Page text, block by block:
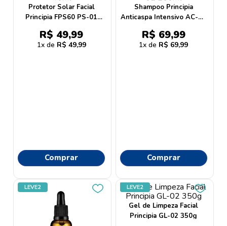
Protetor Solar Facial
Principia FPS60 PS-01
R$ 49,99
1 R$ 49,99
Comprar
Shampoo Principia
Anticaspa Intensivo AC-01
R$ 69,99
1 R$ 69,99
Comprar
LEVE2 LEVE2
Gel de Limpeza Facial
Principia GL-02 350g
8º proge
esmalte
dove